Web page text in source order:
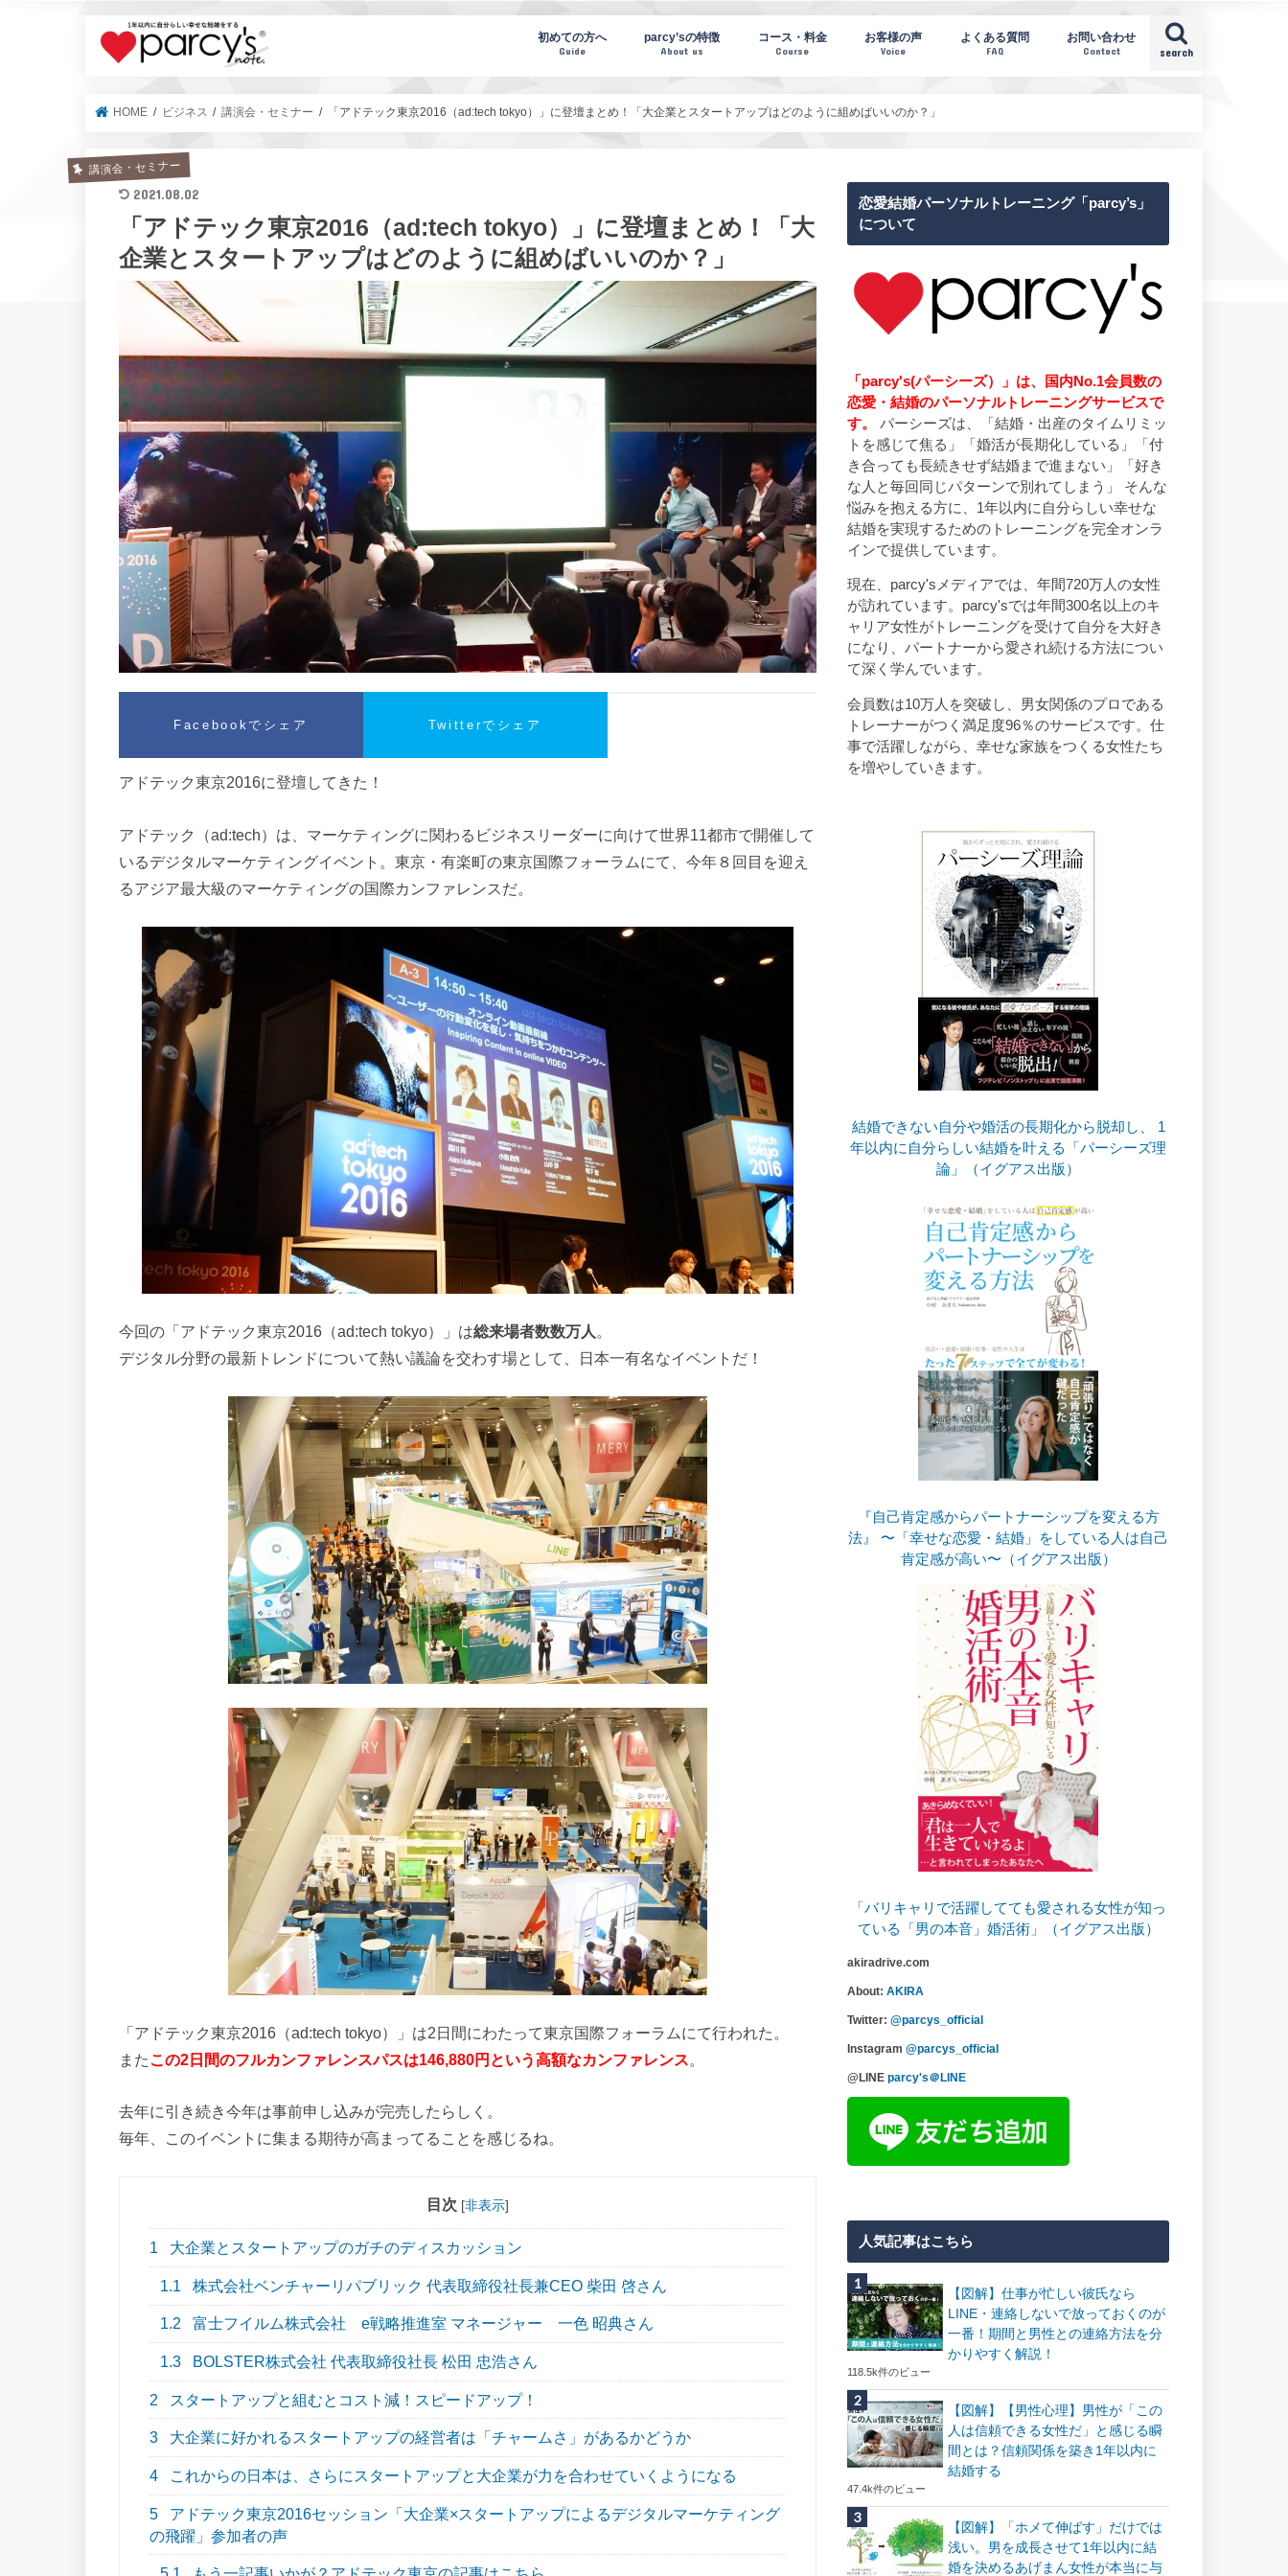
parcy's note(パーシーズノート) search
初めての方へ
Guide
parcy’sの特徴
About us
コース・料金
Course
お客様の声
Voice
よくある質問
FAQ
お問い合わせ
Contact
HOME ビジネス 講演会・セミナー 「アドテック東京2016（ad:tech tokyo）」に登壇まとめ！「大企業とスタートアップはどのように組めばいいのか？」
講演会・セミナー
2021.08.02
「アドテック東京2016（ad:tech tokyo）」に登壇まとめ！「大
企業とスタートアップはどのように組めばいいのか？」
Facebookでシェア Twitterでシェア
アドテック東京2016に登壇してきた！
アドテック（ad:tech）は、マーケティングに関わるビジネスリーダーに向けて世界11都市で開催して
いるデジタルマーケティングイベント。東京・ 有楽町の東京国際フォーラムにて、 今年８回目を迎え
るアジア最大級のマーケティングの国際カンファレンスだ。
今回の「アドテック東京2016（ad:tech tokyo）」は総来場者数数万人 。
デジタル分野の最新トレンドについて熱い議論を交わす場として、日本一有名なイベントだ！
「アドテック東京2016（ad:tech tokyo）」は2日間にわたって東京国際フォーラムにて行われた。
またこの2日間のフルカンファレンスパスは146,880円という高額なカンファレンス。
去年に引き続き今年は事前申し込みが完売したらしく。
毎年、このイベントに集まる期待が高まってることを感じるね。
目次 [非表示]
1 大企業とスタートアップのガチのディスカッション
1.1 株式会社ベンチャーリパブリック 代表取締役社長兼CEO 柴田 啓さん
1.2 富士フイルム株式会社 e戦略推進室 マネージャー 一色 昭典さん
1.3 BOLSTER株式会社 代表取締役社長 松田 忠浩さん
2 スタートアップと組むとコスト減！スピードアップ！
3 大企業に好かれるスタートアップの経営者は「チャームさ」があるかどうか
4 これからの日本は、さらにスタートアップと大企業が力を合わせていくようになる
5
アドテック東京2016セッション「大企業×スタートアップによるデジタルマーケティング
の飛躍」参加者の声
恋愛結婚パーソナルトレーニング「parcy’s」
について
「parcy's(パーシーズ）」は、国内No.1会員数の
恋愛・結婚のパーソナルトレーニングサービスで
す。
パーシーズは、「結婚・出産のタイムリミッ
トを感じて焦る」「婚活が長期化している」「付
き合っても長続きせず結婚まで進まない」「好き
な人と毎回同じパターンで別れてしまう」 そんな
悩みを抱える方に、1年以内に自分らしい幸せな
結婚を実現するためのトレーニングを完全オンラ
インで提供しています。
現在、parcy'sメディアでは、年間720万人の女性
が訪れています。parcy'sでは年間300名以上のキ
ャリア女性がトレーニングを受けて自分を大好き
になり、パートナーから愛され続ける方法につい
て深く学んでいます。
会員数は10万人を突破し、男女関係のプロである
トレーナーがつく満足度96％のサービスです。仕
事で活躍しながら、幸せな家族をつくる女性たち
を増やしていきます。
結婚できない自分や婚活の長期化から脱却し、 1
年以内に自分らしい結婚を叶える「パーシーズ理
論」（イグアス出版）
『自己肯定感からパートナーシップを変える方
法』 〜「幸せな恋愛・結婚」をしている人は自己
肯定感が高い〜（イグアス出版）
「バリキャリで活躍してても愛される女性が知っ
ている「男の本音」婚活術」（イグアス出版）
akiradrive.com
About: AKIRA
Twitter: @parcys_official
Instagram @parcys_official
@LINE parcy's＠LINE
人気記事はこちら
【図解】仕事が忙しい彼氏なら
LINE・連絡しないで放っておくのが
一番！期間と男性との連絡方法を分
かりやすく解説！
118.5k件のビュー
【図解】【男性心理】男性が「この
人は信頼できる女性だ」と感じる瞬
間とは？信頼関係を築き1年以内に
結婚する
47.4k件のビュー
【図解】「ホメて伸ばす」だけでは
浅い。男を成長させて1年以内に結
婚を決めるあげまん女性が本当に与